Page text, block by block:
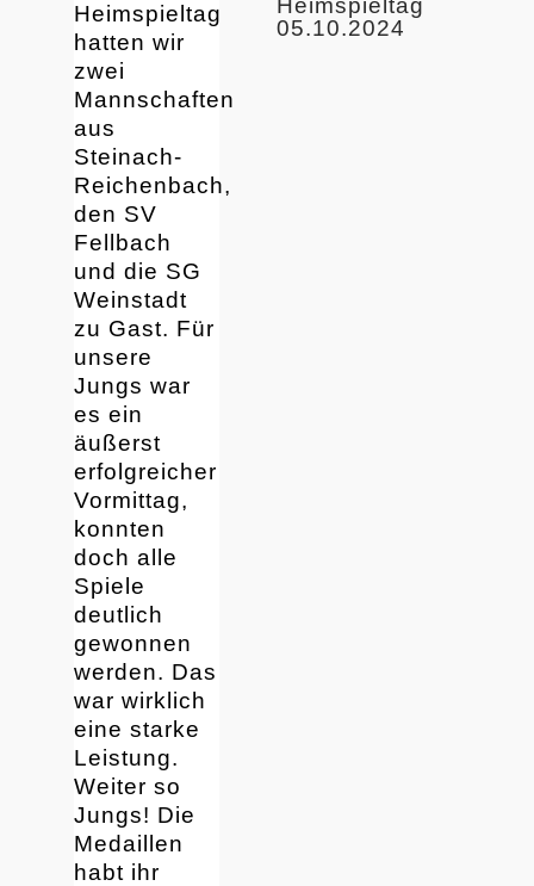
Heimspieltag
hatten wir
zwei
Mannschaften
aus
Steinach-
Reichenbach,
den SV
Fellbach
und die SG
Weinstadt
zu Gast. Für
unsere
Jungs war
es ein
äußerst
erfolgreicher
Vormittag,
konnten
doch alle
Spiele
deutlich
gewonnen
werden. Das
war wirklich
eine starke
Leistung.
Weiter so
Jungs! Die
Medaillen
habt ihr